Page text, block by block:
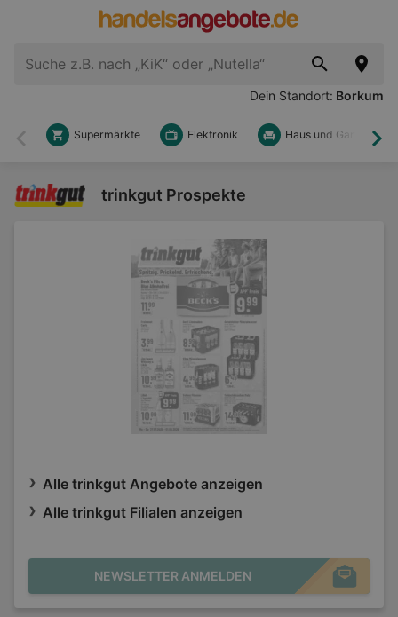
Dein Standort: Borkum
Zurück
Supermärkte Elektronik Haus und Garten
trinkgut Prospekte
Alle trinkgut Angebote anzeigen
Alle trinkgut Filialen anzeigen
NEWSLETTER ANMELDEN